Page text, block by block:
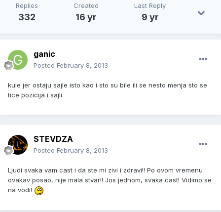
Replies
332
Created
16 yr
Last Reply
9 yr
ganic
Posted February 8, 2013
kule jer ostaju sajle isto kao i sto su bile ili se nesto menja sto se
tice pozicija i sajli.
STEVDZA
Posted February 8, 2013
Ljudi svaka vam cast i da ste mi zivi i zdravi!! Po ovom vremenu
ovakav posao, nije mala stvar!! Jos jednom, svaka cast! Vidimo se
na vodi!